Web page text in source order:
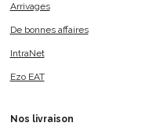
Arrivages
De bonnes affaires
IntraNet
Ezo EAT
Nos livraison